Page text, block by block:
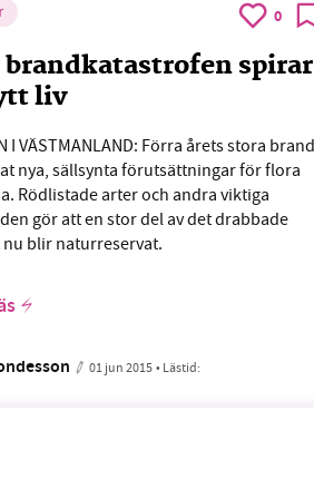
0
spirar
liv
I VÄSTMANLAND: Förra årets stora brand
nya, sällsynta förutsättningar för flora
Rödlistade arter och andra viktiga
gör att en stor del av det drabbade
blir naturreservat.
01 jun 2015• Lästid: